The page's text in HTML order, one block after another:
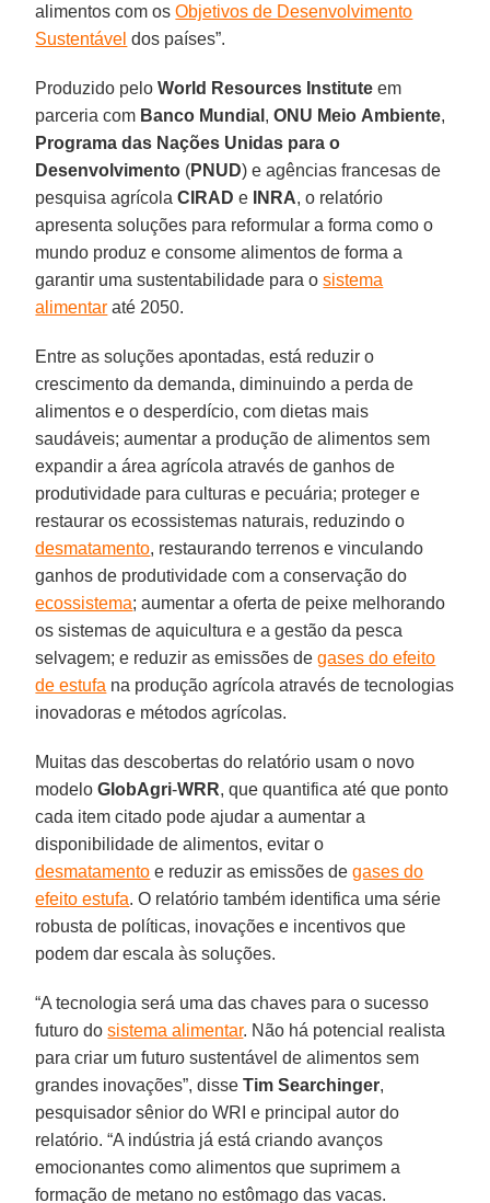
alimentos com os Objetivos de Desenvolvimento
Sustentável dos países”.
Produzido peloWorld Resources Institute em
parceria com Banco Mundial ,ONU Meio Ambiente,
Programa das Nações Unidas para o
Desenvolvimento (PNUD) e agências francesas de
pesquisa agrícolaCIRAD e INRA, o relatório
apresenta soluções para reformular a forma como o
mundo produz e consome alimentos de forma a
garantir uma sustentabilidade para osistema
alimentar até 2050.
Entre as soluções apontadas, está reduzir o
crescimento da demanda, diminuindo a perda de
alimentos e o desperdício, com dietas mais
saudáveis; aumentar a produção de alimentos sem
expandir a área agrícola através de ganhos de
produtividade para culturas e pecuária; proteger e
restaurar os ecossistemas naturais, reduzindo o
desmatamento, restaurando terrenos e vinculando
ganhos de produtividade com a conservação do
ecossistema; aumentar a oferta de peixe melhorando
os sistemas de aquicultura e a gestão da pesca
selvagem; e reduzir as emissões degases do efeito
de estufa na produção agrícola através de tecnologias
inovadoras e métodos agrícolas.
Muitas das descobertas do relatório usam o novo
modeloGlobAgri-WRR, que quantifica até que ponto
cada item citado pode ajudar a aumentar a
disponibilidade de alimentos, evitar o
desmatamento e reduzir as emissões degases do
efeito estufa. O relatório também identifica uma série
robusta de políticas, inovações e incentivos que
podem dar escala às soluções.
“A tecnologia será uma das chaves para o sucesso
futuro dosistema alimentar. Não há potencial realista
para criar um futuro sustentável de alimentos sem
grandes inovações”, disseTim Searchinger,
pesquisador sênior do WRI e principal autor do
relatório. “A indústria já está criando avanços
emocionantes como alimentos que suprimem a
formação de metano no estômago das vacas.